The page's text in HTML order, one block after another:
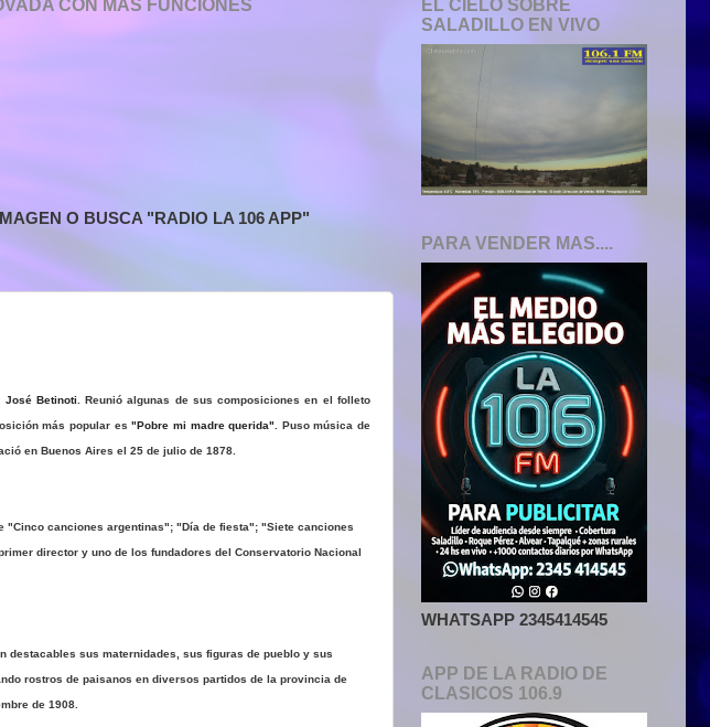
CON MAS FUNCIONES
O BUSCA "RADIO LA 106 APP"
José Betinoti . Reunió algunas de sus composiciones en el folleto
más popular es"Pobre mi madre querida" . Puso música de
en Buenos Aires el 25 de julio de 1878.
"Cinco canciones argentinas"; "Día de fiesta"; "Siete canciones
director y uno de los fundadores del Conservatorio Nacional
destacables sus maternidades, sus figuras de pueblo y sus
rostros de paisanos en diversos partidos de la provincia de
de 1908.
EL CIELO SOBRE
SALADILLO EN VIVO
PARA VENDER MAS....
WHATSAPP 2345414545
APP DE LA RADIO DE
CLASICOS 106.9